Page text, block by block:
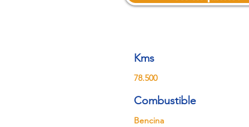
Kms
78.500
Combustible
Bencina